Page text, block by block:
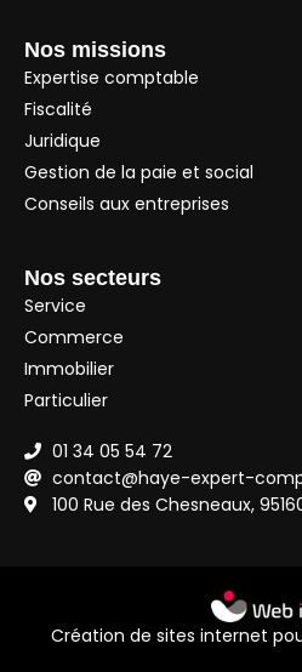
Nos missions
Expertise comptable
Fiscalité
Juridique
Gestion de la paie et social
Conseils aux entreprises
Nos secteurs
Service
Commerce
Immobilier
Particulier
01 34 05 54 72
contact@haye-expert-
100 Rue des Chesneaux,
Création de sites internet